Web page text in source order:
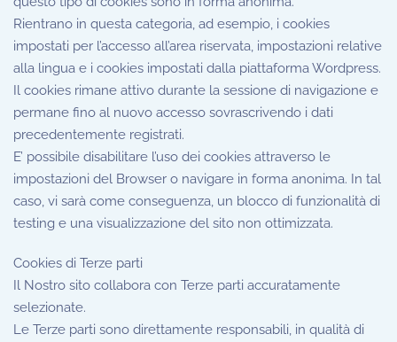
Rientrano in questa categoria, ad esempio, i cookies
impostati per l’accesso all’area riservata, impostazioni relative
alla lingua e i cookies impostati dalla piattaforma Wordpress.
Il cookies rimane attivo durante la sessione di navigazione e
permane fino al nuovo accesso sovrascrivendo i dati
precedentemente registrati.
E’ possibile disabilitare l’uso dei cookies attraverso le
impostazioni del Browser o navigare in forma anonima. In tal
caso, vi sarà come conseguenza, un blocco di funzionalità di
testing e una visualizzazione del sito non ottimizzata.
Cookies di Terze parti
Il Nostro sito collabora con Terze parti accuratamente
selezionate.
Le Terze parti sono direttamente responsabili, in qualità di